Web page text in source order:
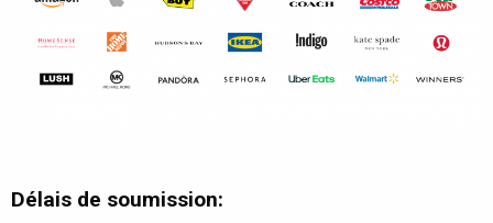
Délais de soumission: